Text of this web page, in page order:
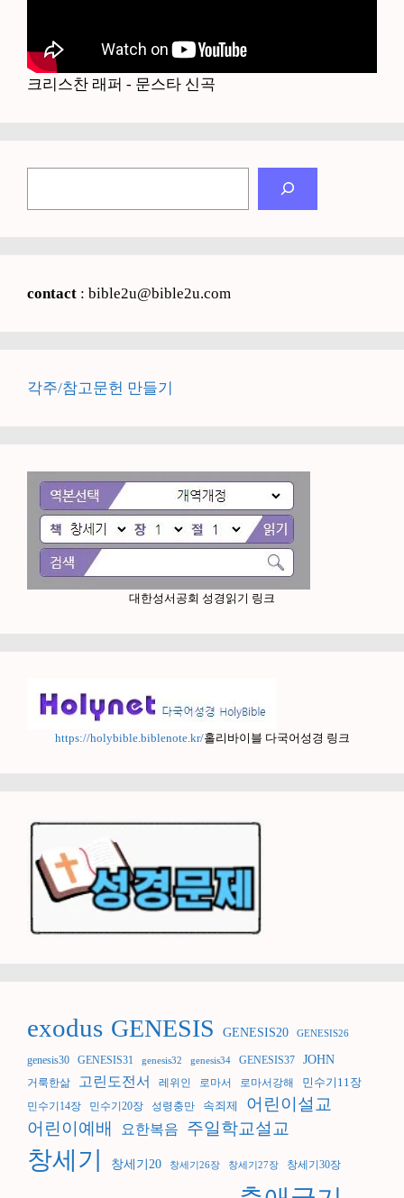
크리스찬 래퍼 - 문스타 신곡
contact : bible2u@bible2u.com
각주/참고문헌 만들기
대한성서공회 성경읽기 링크
https://holybible.biblenote.kr/홀리바이블 다국어성경 링크
exodus GENESIS GENESIS20 GENESIS26
genesis30 GENESIS31 genesis32 genesis34 GENESIS37 JOHN
거룩한삶 고린도전서 레위인 로마서 로마서강해 민수기11장
민수기14장 민수기20장 성령충만 속죄제
어린이설교
어린이예배
요한복음 주일학교설교
창세기 창세기20 창세기26장 창세기27장 창세기30장